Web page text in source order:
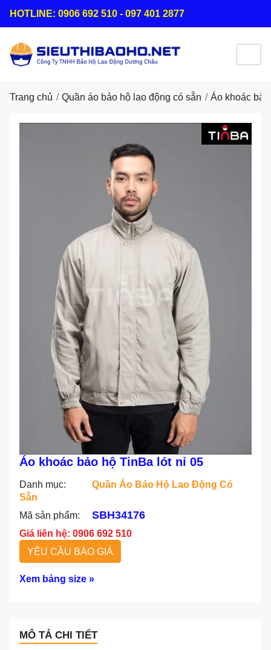
HOTLINE: 0906 692 510 - 097 401 2877
Trang chủ Quần áo bảo hộ lao động có sẵn Áo khoác
Áo khoác bảo hộ TinBa lót nỉ 05
Danh mục:
Quần Áo Bảo Hộ Lao Động Có
Sẵn
Mã sản phẩm:
SBH34176
Giá liên hệ: 0906 692 510
YÊU CẦU BÁO GIÁ
Xem bảng size »
MÔ TẢ CHI TIẾT